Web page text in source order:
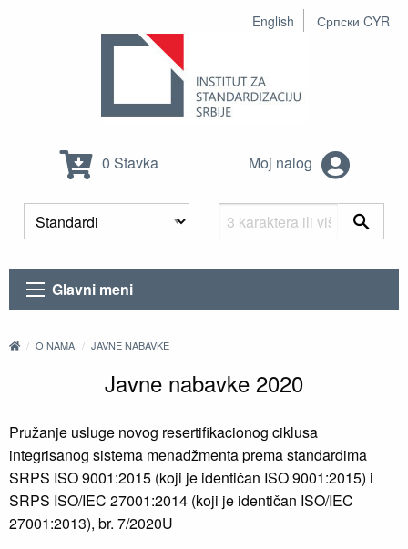
English Српски CYR
0 Stavka Moj nalog
Glavni meni
O NAMA JAVNE NABAVKE
Javne nabavke 2020
Pružanje usluge novog resertifikacionog ciklusa
integrisanog sistema menadžmenta prema standardima
SRPS ISO 9001:2015 (koji je identičan ISO 9001:2015) i
SRPS ISO/IEC 27001:2014 (koji je identičan ISO/IEC
27001:2013), br. 7/2020U